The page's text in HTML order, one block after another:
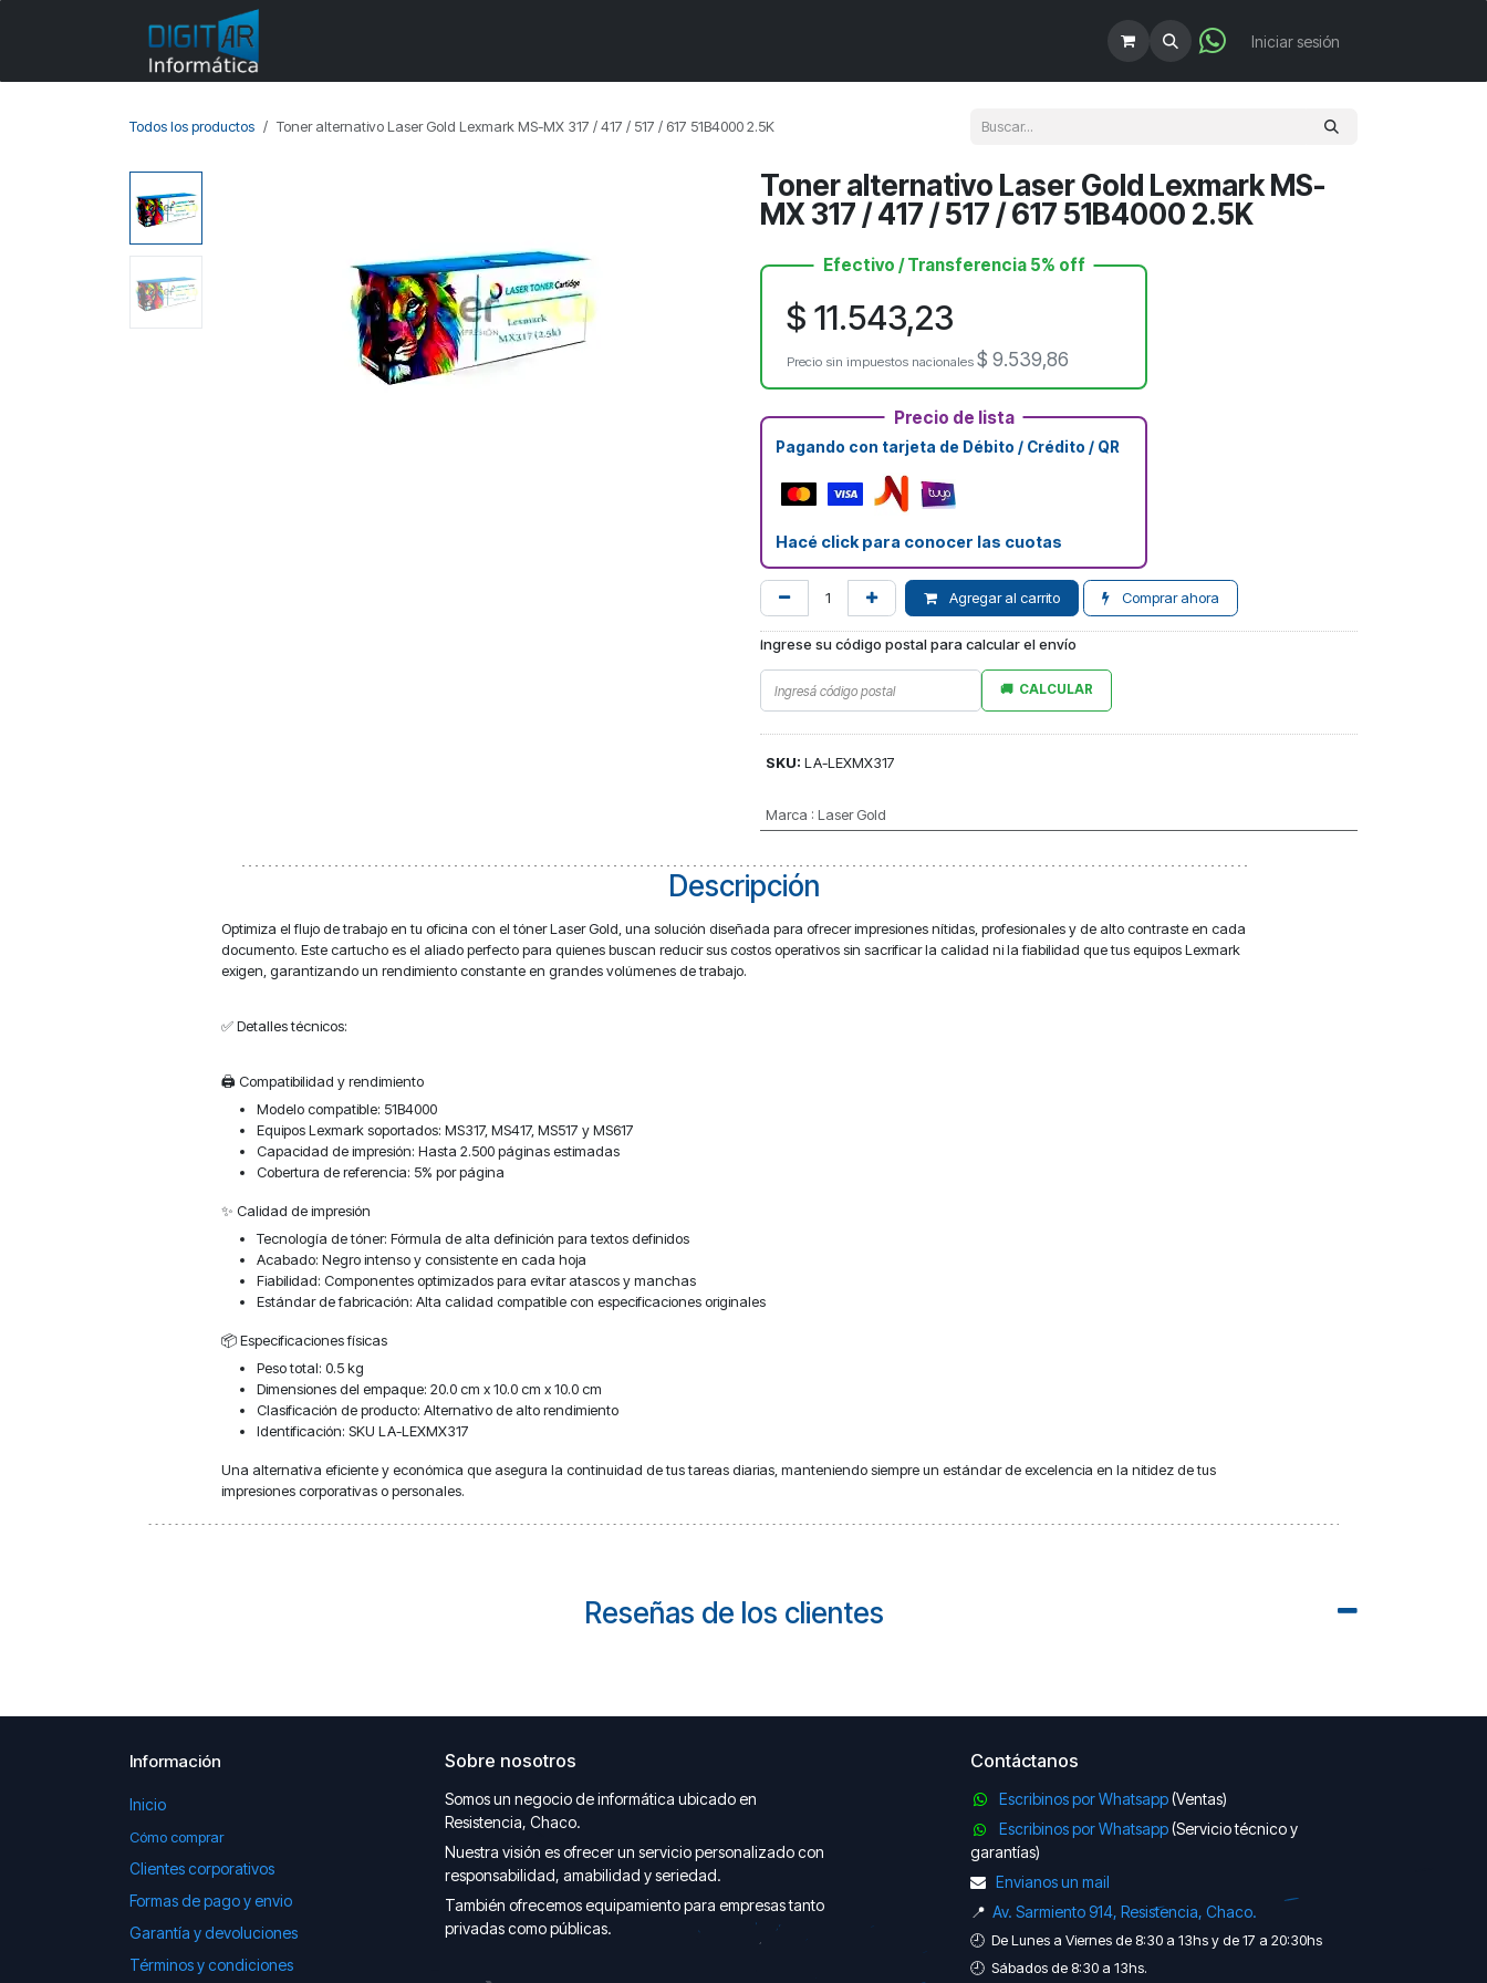
Iniciar sesión
Todos los productos Toner alternativo Laser Gold Lexmark MS-MX 317 / 417 / 517 / 617 51B4000 2.5K
Toner alternativo Laser Gold Lexmark MS-
MX 317 / 417 / 517 / 617 51B4000 2.5K
Efectivo / Transferencia 5% off
$ 11.543,23
Precio sin impuestos nacionales $ 9.539,86
Precio de lista
Pagando con tarjeta de Débito / Crédito / QR
Hacé click para conocer las cuotas
Agregar al carrito Comprar ahora
Ingrese su código postal para calcular el envío
CALCULAR
SKU: LA-LEXMX317
Marca : Laser Gold
Descripción
Optimiza el flujo de trabajo en tu oficina con el tóner Laser Gold, una solución diseñada para ofrecer impresiones nítidas, profesionales y de alto contraste en cada
documento. Este cartucho es el aliado perfecto para quienes buscan reducir sus costos operativos sin sacrificar la calidad ni la fiabilidad que tus equipos Lexmark
exigen, garantizando un rendimiento constante en grandes volúmenes de trabajo.
✅ Detalles técnicos:
🖨️ Compatibilidad y rendimiento
Modelo compatible: 51B4000
Equipos Lexmark soportados: MS317, MS417, MS517 y MS617
Capacidad de impresión: Hasta 2.500 páginas estimadas
Cobertura de referencia: 5% por página
✨ Calidad de impresión
Tecnología de tóner: Fórmula de alta definición para textos definidos
Acabado: Negro intenso y consistente en cada hoja
Fiabilidad: Componentes optimizados para evitar atascos y manchas
Estándar de fabricación: Alta calidad compatible con especificaciones originales
📦 Especificaciones físicas
Peso total: 0.5 kg
Dimensiones del empaque: 20.0 cm x 10.0 cm x 10.0 cm
Clasificación de producto: Alternativo de alto rendimiento
Identificación: SKU LA-LEXMX317
Una alternativa eficiente y económica que asegura la continuidad de tus tareas diarias, manteniendo siempre un estándar de excelencia en la nitidez de tus
impresiones corporativas o personales.
Reseñas de los clientes
Información
Inicio
Cómo comprar
Clientes corporativos
Formas de pago y envio
Garantía y devoluciones
Términos y condiciones
Sobre nosotros
Somos un negocio de informática ubicado en
Resistencia, Chaco.
Nuestra visión es ofrecer un servicio personalizado con
responsabilidad, amabilidad y seriedad.
También ofrecemos equipamiento para empresas tanto
privadas como públicas.
Contáctanos
Escribinos por Whatsapp(Ventas)
Escribinos por Whatsapp(Servicio técnico y
garantías)
Envianos un mail
📍 Av. Sarmiento 914, Resistencia, Chaco.
🕘 De Lunes a Viernes de 8:30 a 13hs y de 17 a 20:30hs
🕘 Sábados de 8:30 a 13hs.